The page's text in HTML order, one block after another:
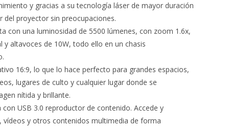
y gracias a su tecnología láser de mayor duración
del proyector sin preocupaciones.
con una luminosidad de 5500 lúmenes, con zoom 1.6x,
y altavoces de 10W, todo ello en un chasis
16:9, lo que lo hace perfecto para grandes espacios,
lugares de culto y cualquier lugar donde se
nítida y brillante.
con USB 3.0 reproductor de contenido. Accede y
y otros contenidos multimedia de forma